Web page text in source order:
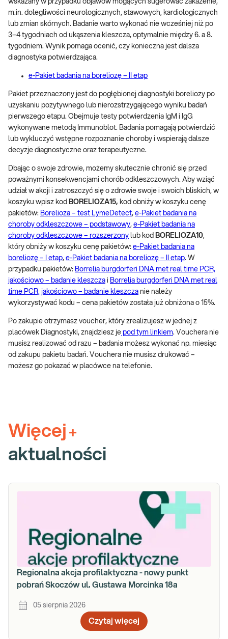
m.in. dolegliwości neurologicznych, stawowych, kardiologicznych
lub zmian skórnych. Badanie warto wykonać nie wcześniej niż po
3–4 tygodniach od ukąszenia kleszcza, optymalnie między 6. a 8.
tygodniem. Wynik pomaga ocenić, czy konieczna jest dalsza
diagnostyka potwierdzająca.
e-Pakiet badania na boreliozę – II etap
Pakiet przeznaczony jest do pogłębionej diagnostyki boreliozy po
uzyskaniu pozytywnego lub nierozstrzygającego wyniku badań
pierwszego etapu. Obejmuje testy potwierdzenia IgM i IgG
wykonywane metodą Immunoblot. Badania pomagają potwierdzić
lub wykluczyć wstępne rozpoznanie choroby i wspierają dalsze
decyzje diagnostyczne oraz terapeutyczne.
Dbając o swoje zdrowie, możemy skutecznie chronić się przed
poważnymi konsekwencjami chorób odkleszczowych. Aby wziąć
udział w akcji i zatroszczyć się o zdrowie swoje i swoich bliskich, w
koszyku wpisz kod BORELIOZA15, kod obniży w koszyku cenę
pakietów: Borelioza – test LymeDetect, e-Pakiet badania na
choroby odkleszczowe – podstawowy, e-Pakiet badania na
choroby odkleszczowe – rozszerzony lub kod BORELIOZA10,
który obniży w koszyku cenę pakietów: e-Pakiet badania na
boreliozę – I etap, e-Pakiet badania na boreliozę – II etap. W
przypadku pakietów: Borrelia burgdorferi DNA met real time PCR,
jakościowo – badanie kleszcza i Borrelia burgdorferi DNA met real
time PCR, jakościowo – badanie kleszcza nie należy
wykorzystywać kodu – cena pakietów została już obniżona o 15%.
Po zakupie otrzymasz voucher, który zrealizujesz w jednej z
placówek Diagnostyki, znajdziesz je pod tym linkiem. Vouchera nie
musisz realizować od razu – badania możesz wykonać np. miesiąc
od zakupu pakietu badań. Vouchera nie musisz drukować –
możesz go pokazać w placówce na telefonie.
Więcej +
aktualności
Regionalna akcja profilaktyczna - nowy punkt
pobrań Skoczów ul. Gustawa Morcinka 18a
05 sierpnia 2026
Czytaj więcej